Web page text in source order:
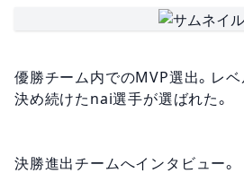
優勝チーム内でのMVP選出。レ
決め続けたnai選手が選ばれた。
決勝進出チームへインタビュー。